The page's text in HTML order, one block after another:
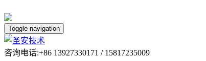
Toggle navigation
咨询电话:+86 13927330171 / 15817235009